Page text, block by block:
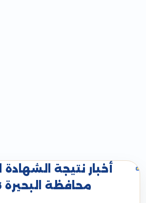
أخبار نتيجة الشهادة
محافظة البحيرة 2026